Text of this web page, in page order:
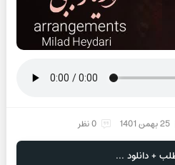
25 بهمن 1401 0 نظر
+ دانلود ...